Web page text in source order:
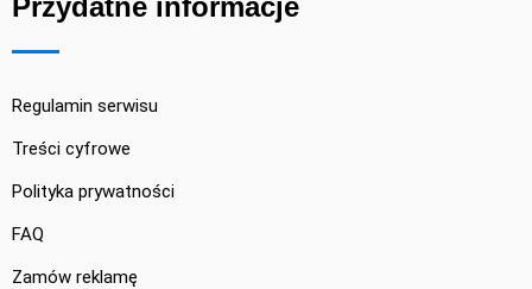
Przydatne informacje
Regulamin serwisu
Treści cyfrowe
Polityka prywatności
FAQ
Zamów reklamę